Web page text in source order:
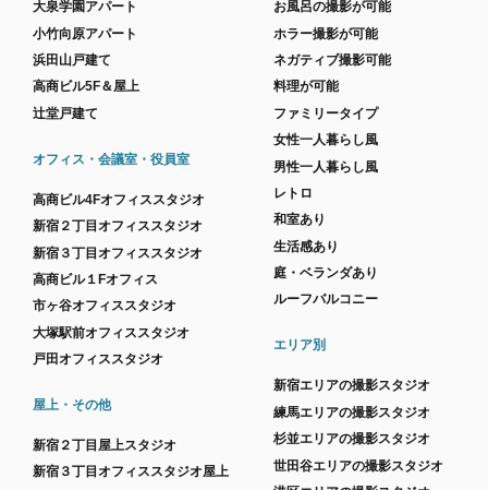
大泉学園アパート
小竹向原アパート
浜田山戸建て
高商ビル5F＆屋上
辻堂戸建て
オフィス・会議室・役員室
高商ビル4Fオフィススタジオ
新宿２丁目オフィススタジオ
新宿３丁目オフィススタジオ
高商ビル１Fオフィス
市ヶ谷オフィススタジオ
大塚駅前オフィススタジオ
戸田オフィススタジオ
屋上・その他
新宿２丁目屋上スタジオ
新宿３丁目オフィススタジオ屋上
お風呂の撮影が可能
ホラー撮影が可能
ネガティブ撮影可能
料理が可能
ファミリータイプ
女性一人暮らし風
男性一人暮らし風
レトロ
和室あり
生活感あり
庭・ベランダあり
ルーフバルコニー
エリア別
新宿エリアの撮影スタジオ
練馬エリアの撮影スタジオ
杉並エリアの撮影スタジオ
世田谷エリアの撮影スタジオ